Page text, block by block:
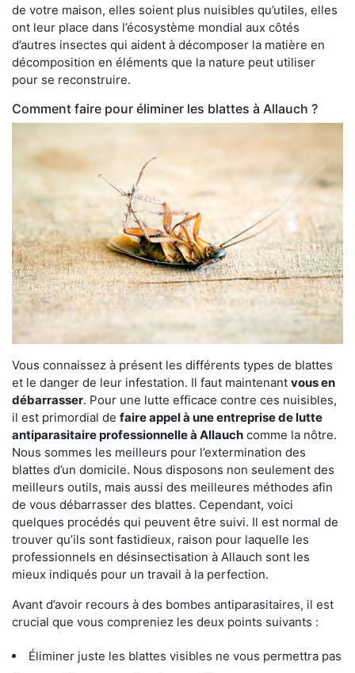
de votre maison, elles soient plus nuisibles qu’utiles, elles
ont leur place dans l’écosystème mondial aux côtés
d’autres insectes qui aident à décomposer la matière en
décomposition en éléments que la nature peut utiliser
pour se reconstruire.
Comment faire pour éliminer les blattes à Allauch ?
Vous connaissez à présent les différents types de blattes
et le danger de leur infestation. Il faut maintenant vous en
débarrasser. Pour une lutte efficace contre ces nuisibles,
il est primordial de faire appel à une entreprise de lutte
antiparasitaire professionnelle à Allauch comme la nôtre.
Nous sommes les meilleurs pour l’extermination des
blattes d’un domicile. Nous disposons non seulement des
meilleurs outils, mais aussi des meilleures méthodes afin
de vous débarrasser des blattes. Cependant, voici
quelques procédés qui peuvent être suivi. Il est normal de
trouver qu’ils sont fastidieux, raison pour laquelle les
professionnels en désinsectisation à Allauch sont les
mieux indiqués pour un travail à la perfection.
Avant d’avoir recours à des bombes antiparasitaires, il est
crucial que vous compreniez les deux points suivants :
Éliminer juste les blattes visibles ne vous permettra pas